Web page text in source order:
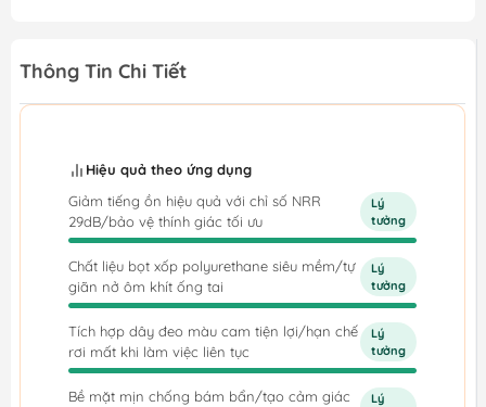
Thông Tin Chi Tiết
Hiệu quả theo ứng dụng
Giảm tiếng ồn hiệu quả với chỉ số NRR
29dB/bảo vệ thính giác tối ưu
Lý
tưởng
Chất liệu bọt xốp polyurethane siêu mềm/tự
giãn nở ôm khít ống tai
Lý
tưởng
Tích hợp dây đeo màu cam tiện lợi/hạn chế
rơi mất khi làm việc liên tục
Lý
tưởng
Bề mặt mịn chống bám bẩn/tạo cảm giác
Lý